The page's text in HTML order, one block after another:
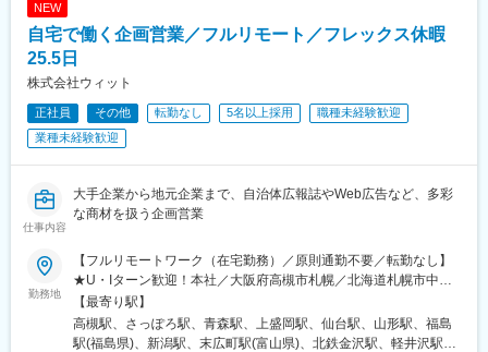
NEW
自宅で働く企画営業／フルリモート／フレックス休暇
25.5日
株式会社ウィット
正社員 その他 転勤なし 5名以上採用
職種未経験歓迎
業種未経験歓迎
仕事内容
大手企業から地元企業まで、自治体広報誌やWeb広告など、多彩
な商材を扱う企画営業
勤務地
【フルリモートワーク（在宅勤務）／原則通勤不要／転勤なし】
★U・Iターン歓迎！本社／大阪府高槻市札幌／北海道札幌市中央
区青森／青森県青森市盛岡／岩手県盛岡市仙台／宮城県仙台市青
葉区山形／山形県山形市福島／福島県福島市新潟／新潟県新潟市
中央区高岡／富山県高岡市金沢／石川県金沢市軽井沢／長野県北
【最寄り駅】
高槻駅、さっぽろ駅、青森駅、上盛岡駅、仙台駅、山形駅、福島
駅(福島県)、新潟駅、末広町駅(富山県)、北鉄金沢駅、軽井沢駅、